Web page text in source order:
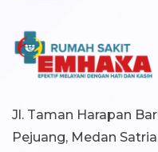
Jl. Taman Harapan
Pejuang, Medan